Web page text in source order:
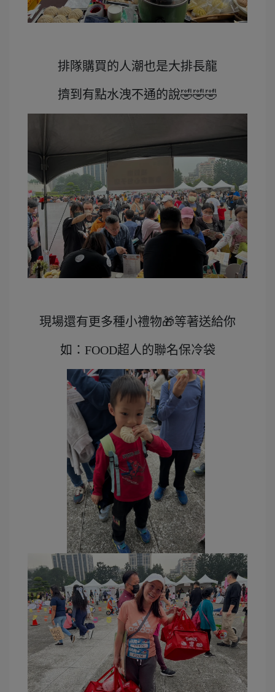
排隊購買的人潮也是大排長龍
擠到有點水洩不通的說🤣🤣🤣
現場還有更多種小禮物🎁等著送給你
如：FOOD超人的聯名保冷袋